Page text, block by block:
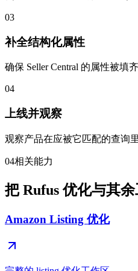
03
补全结构化属性
确保 Seller Central 的属性被
04
上线并观察
观察产品在应被它匹配的查询
04相关能力
把 Rufus 优化与其余
Amazon Listing 优化